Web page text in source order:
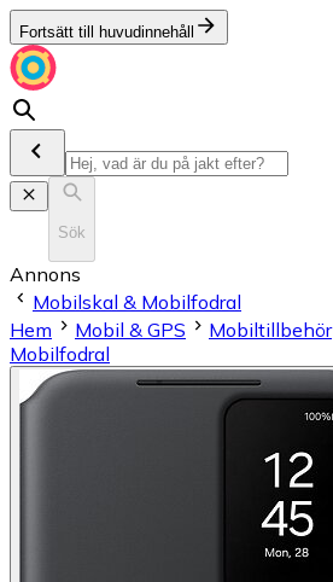
Fortsätt till huvudinnehåll
Sök
Annons
Mobilskal & Mobilfodral
Hem
Mobil & GPS Mobiltillbehör
Mobilfodral